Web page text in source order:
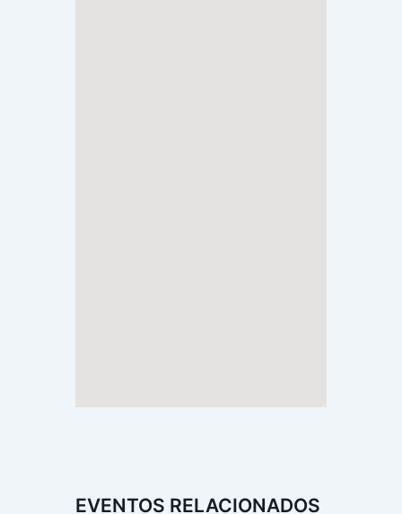
EVENTOS RELACIONADOS